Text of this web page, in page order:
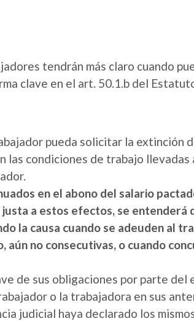
tendrán más claro cuando
clave en el art. 50.1.b del
pueda solicitar la extinción
las condiciones de trabajo
en el abono del salario
a estos efectos, se
la causa cuando se adeuden al
aún no consecutivas, o cuando
de sus obligaciones por parte del
o la trabajadora en sus
judicial haya declarado los